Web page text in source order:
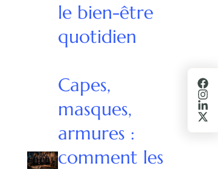
le bien-être
quotidien
Capes,
masques,
armures :
comment les